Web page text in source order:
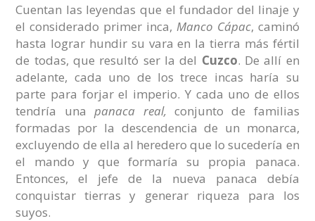
Cuentan las leyendas que el fundador del linaje y
el considerado primer inca, Manco Cápac, caminó
hasta lograr hundir su vara en la tierra más fértil
de todas, que resultó ser la del Cuzco. De allí en
adelante, cada uno de los trece incas haría su
parte para forjar el imperio. Y cada uno de ellos
tendría unapanaca real, conjunto de familias
formadas por la descendencia de un monarca,
excluyendo de ella al heredero que lo sucedería en
el mando y que formaría su propia panaca.
Entonces, el jefe de la nueva panaca debía
conquistar tierras y generar riqueza para los
suyos.